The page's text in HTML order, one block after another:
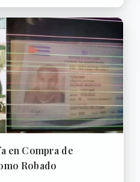
en Compra de
Robado